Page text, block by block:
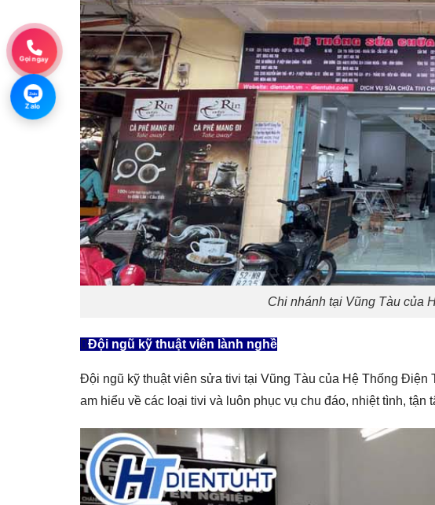
Chi nhánh tại Vũng Tàu của
Đội ngũ kỹ thuật viên lành nghề
Đội ngũ kỹ thuật viên sửa tivi tại Vũng Tàu của Hệ Thống
am hiểu về các loại tivi và luôn phục vụ chu đáo, nhiệt tình, tận
Gọi ngay
Zalo
Zalo